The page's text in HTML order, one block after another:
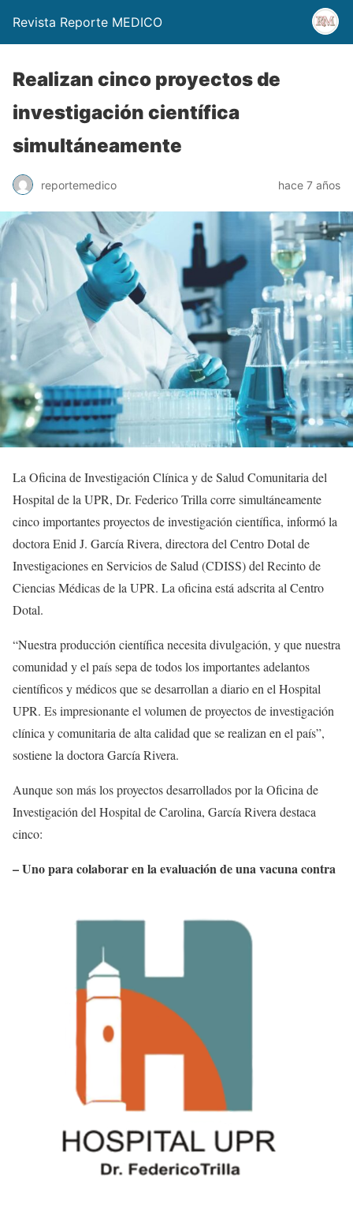
Revista Reporte MEDICO
Realizan cinco proyectos de
investigación científica
simultáneamente
reportemedico hace 7 años
La Oficina de Investigación Clínica y de Salud Comunitaria del
Hospital de la UPR, Dr. Federico Trilla corre simultáneamente
cinco importantes proyectos de investigación científica, informó la
doctora Enid J. García Rivera, directora del Centro Dotal de
Investigaciones en Servicios de Salud (CDISS) del Recinto de
Ciencias Médicas de la UPR. La oficina está adscrita al Centro
Dotal.
“Nuestra producción científica necesita divulgación, y que nuestra
comunidad y el país sepa de todos los importantes adelantos
científicos y médicos que se desarrollan a diario en el Hospital
UPR. Es impresionante el volumen de proyectos de investigación
clínica y comunitaria de alta calidad que se realizan en el país”,
sostiene la doctora García Rivera.
Aunque son más los proyectos desarrollados por la Oficina de
Investigación del Hospital de Carolina, García Rivera destaca
cinco:
– Uno para colaborar en la evaluación de una vacunacontra